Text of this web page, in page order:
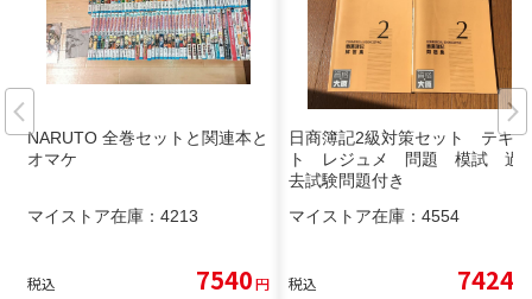
NARUTO 全巻セットと関連本と
オマケ
マイストア在庫： 4213
税込 7540円
日商簿記2級対策セット テキス
ト レジュメ 問題 模試 過
去試験問題付き
マイストア在庫： 4554
税込 7424